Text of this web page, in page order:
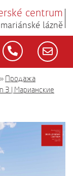
centrum
mariánské lázně
» Продажа
3 | Марианские